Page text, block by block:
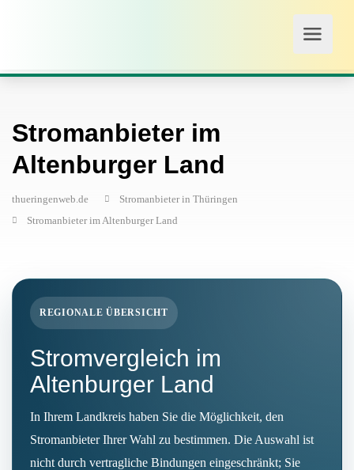
Stromanbieter im
Altenburger Land
thueringenweb.de
Stromanbieter in Thüringen
Stromanbieter im Altenburger Land
REGIONALE ÜBERSICHT
Stromvergleich im
Altenburger Land
In Ihrem Landkreis haben Sie die Möglichkeit, den
Stromanbieter Ihrer Wahl zu bestimmen. Die Auswahl ist
nicht durch vertragliche Bindungen eingeschränkt; Sie